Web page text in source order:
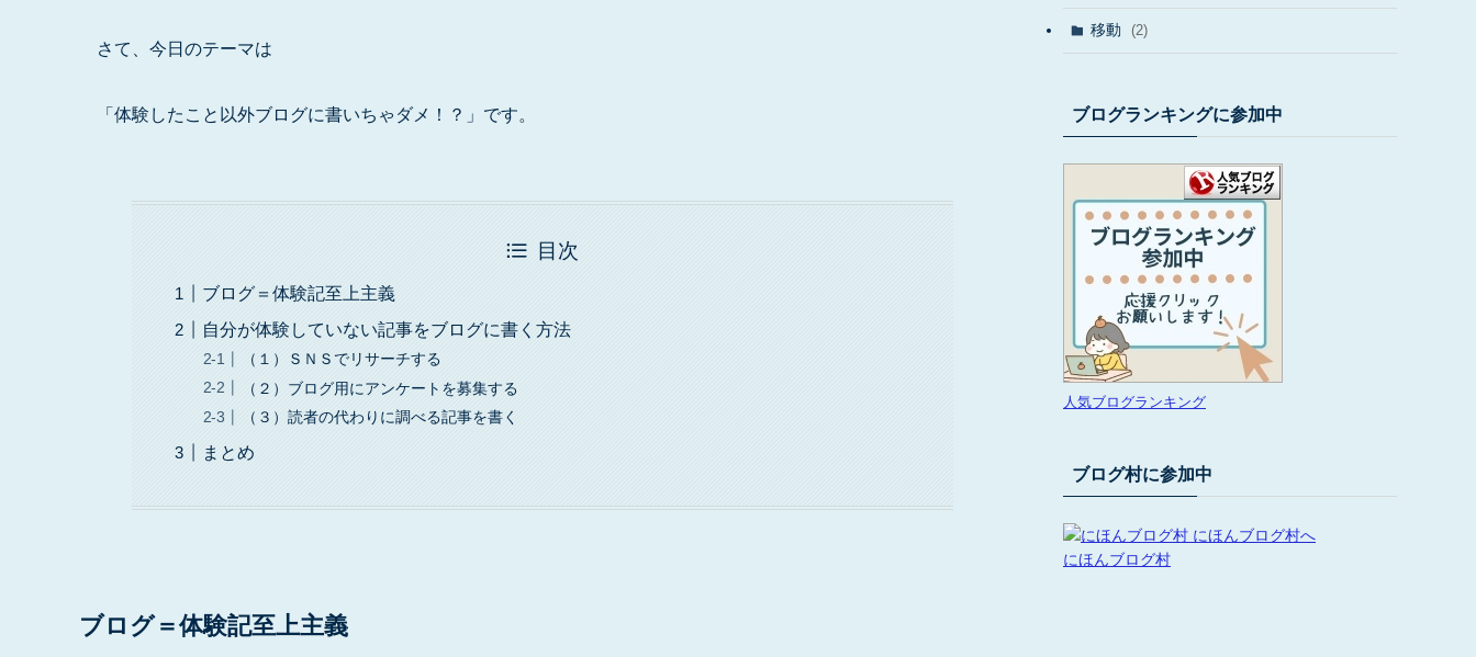
さて、今日のテーマは
「体験したこと以外ブログに書いちゃダメ！？」です。
目次
ブログ＝体験記至上主義
自分が体験していない記事をブログに書く方法
（１）ＳＮＳでリサーチする
（２）ブログ用にアンケートを募集する
（３）読者の代わりに調べる記事を書く
まとめ
ブログ＝体験記至上主義
移動 (2)
ブログランキングに参加中
人気ブログランキング
ブログ村に参加中
にほんブログ村